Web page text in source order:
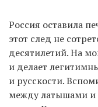
Россия оставила
этот след не
десятилетий. На
и делает
и русскости.
между латышами и